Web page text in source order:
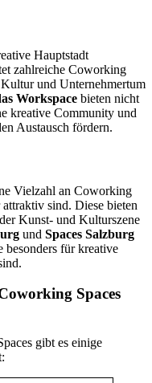
Hauptstadt
zahlreiche Coworking
und Unternehmertum
Workspace bieten nicht
kreative Community und
Austausch fördern.
Vielzahl an Coworking
sind. Diese bieten
Kunst- und Kulturszene
und Spaces Salzburg
besonders für kreative
Spaces
gibt es einige